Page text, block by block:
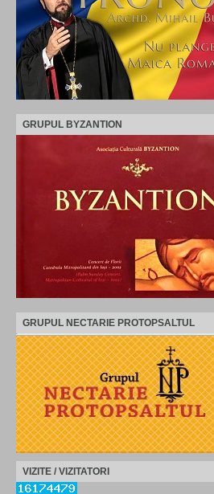
GRUPUL BYZANTION
GRUPUL NECTARIE PROTOPSALTUL
VIZITE / VIZITATORI